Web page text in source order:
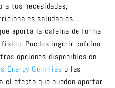
a tus necesidades,
saludables.
aporta la cafeína de forma
Puedes ingerir cafeína
opciones disponibles en
Energy Gummies o las
el efecto que pueden aportar